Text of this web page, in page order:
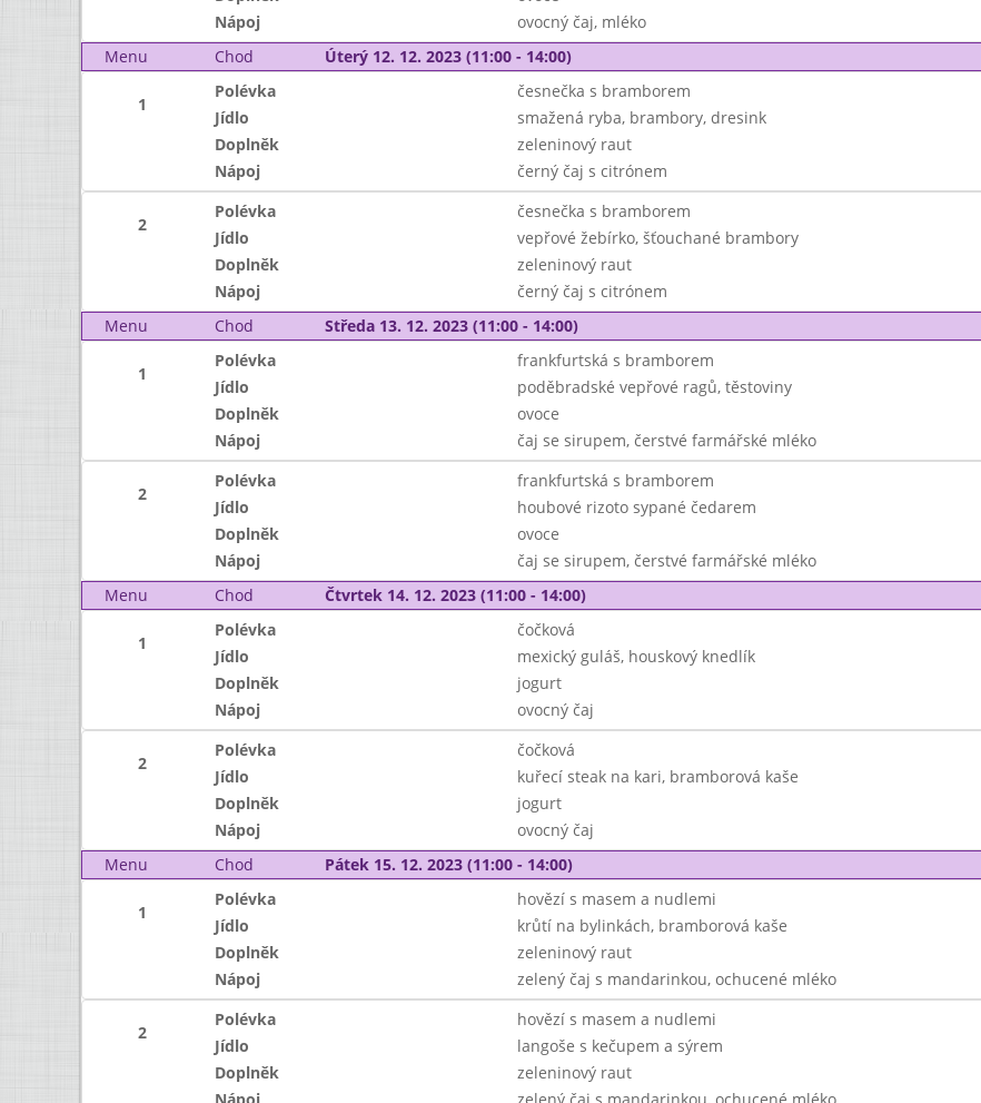
Nápoj
ovocný čaj, mléko
Menu
Chod Úterý 12. 12. 2023 (11:00 - 14:00)
1
Polévka česnečka s bramborem
Jídlo
smažená ryba, brambory, dresink
Doplněk
zeleninový raut
Nápoj
černý čaj s citrónem
2
Polévka česnečka s bramborem
Jídlo
vepřové žebírko, šťouchané brambory
Doplněk
zeleninový raut
Nápoj
černý čaj s citrónem
Menu
Chod Středa 13. 12. 2023 (11:00 - 14:00)
1
Polévka frankfurtská s bramborem
Jídlo
poděbradské vepřové ragů, těstoviny
Doplněk
ovoce
Nápoj
čaj se sirupem, čerstvé farmářské mléko
2
Polévka frankfurtská s bramborem
Jídlo
houbové rizoto sypané čedarem
Doplněk
ovoce
Nápoj
čaj se sirupem, čerstvé farmářské mléko
Menu
Chod Čtvrtek 14. 12. 2023 (11:00 - 14:00)
1
Polévka čočková
Jídlo
mexický guláš, houskový knedlík
Doplněk
jogurt
Nápoj
ovocný čaj
2
Polévka čočková
Jídlo
kuřecí steak na kari, bramborová kaše
Doplněk
jogurt
Nápoj
ovocný čaj
Menu
Chod Pátek 15. 12. 2023 (11:00 - 14:00)
1
Polévka hovězí s masem a nudlemi
Jídlo
krůtí na bylinkách, bramborová kaše
Doplněk
zeleninový raut
Nápoj
zelený čaj s mandarinkou, ochucené mléko
2
Polévka hovězí s masem a nudlemi
Jídlo
langoše s kečupem a sýrem
Doplněk
zeleninový raut